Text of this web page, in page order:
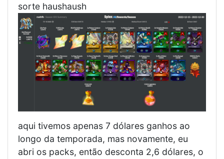
sorte haushaush
aqui tivemos apenas 7 dólares ganhos ao
longo da temporada, mas novamente, eu
abri os packs, então desconta 2,6 dólares, o